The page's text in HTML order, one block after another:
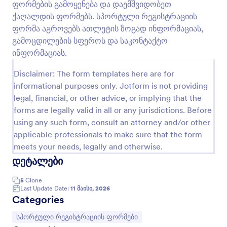
ფორმების გამოყენება და დაემშვიდობეთ
ქაღალდის ფორმებს. სპორტული რეგისტრაციის
ფორმა აგროვებს ათლეტის ზოგად ინფორმაციას,
გამოცდილების სფეროს და საკონტაქტო
ინფორმაციას.
Disclaimer: The form templates here are for
informational purposes only. Jotform is not providing
legal, financial, or other advice, or implying that the
forms are legally valid in all or any jurisdictions. Before
using any such form, consult an attorney and/or other
applicable professionals to make sure that the form
meets your needs, legally and otherwise.
დეტალები
5 Clone
Last Update Date: 11 მაისი, 2026
Categories
Go to Category:
სპორტული რეგისტრაციის ფორმები
ინფორმაცია, სათამაშო პოზიცია და
ჯანმრთელობის ინფორმაცია. გაამარტივეთ
მოთამაშეების, მწვრთნელების და აღჭურვილობის
მონაცემების მართვა. გახადეთ თქვენი ფეხბურთის
რეგისტრაციის ფორმის შაბლონი
განსაკუთრებული JotForm-ის ვიჯეტების,
აპლიკაციებისა და თემების გამოყენებით.
დამატებით, თქვენ შეგიძლიათ გამოიყენოთ
ფეხბურთის რეგისტრაციის ფორმის შაბლონი
როგორც საწყისი ნიმუში და მოარგოთ ის თქვენს
საჭიროებებს.
გადახედვა